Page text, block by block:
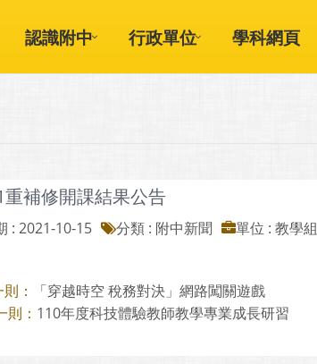
認識附中 行政單位 學科網頁
重補修開課結果公告
: 2021-10-15 分類 : 附中新聞 單位 : 教學組
： 「穿越時空 稅務對決」網路闖關遊戲
則： 110年度科技體驗教師教學專業成長研習